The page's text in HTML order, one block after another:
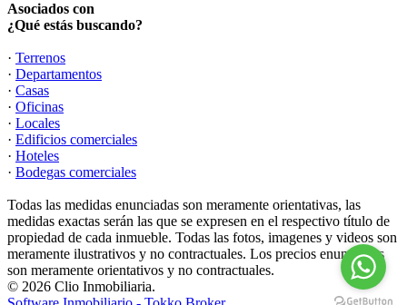
Asociados con
¿Qué estás buscando?
· Terrenos
· Departamentos
· Casas
· Oficinas
· Locales
· Edificios comerciales
· Hoteles
· Bodegas comerciales
Todas las medidas enunciadas son meramente orientativas, las
medidas exactas serán las que se expresen en el respectivo título de
propiedad de cada inmueble. Todas las fotos, imagenes y videos son
meramente ilustrativos y no contractuales. Los precios enunciados
son meramente orientativos y no contractuales.
© 2026 Clio Inmobiliaria.